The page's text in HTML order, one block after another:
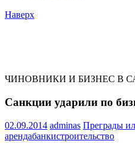
Наверх
ЧИНОВНИКИ И БИЗНЕС В
Санкции ударили по
02.09.2014 adminas Преграды
арендабанкистроительство